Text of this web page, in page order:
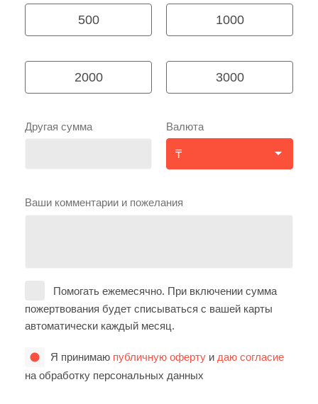
500 1000
2000 3000
Другая сумма Валюта
Ваши комментарии и пожелания
Помогать ежемесячно. При включении сумма
пожертвования будет списываться с вашей карты
автоматически каждый месяц.
Я принимаю публичную офертуи даю согласие
на обработку персональных данных